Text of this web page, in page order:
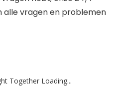
alle vragen en problemen
Together Loading...